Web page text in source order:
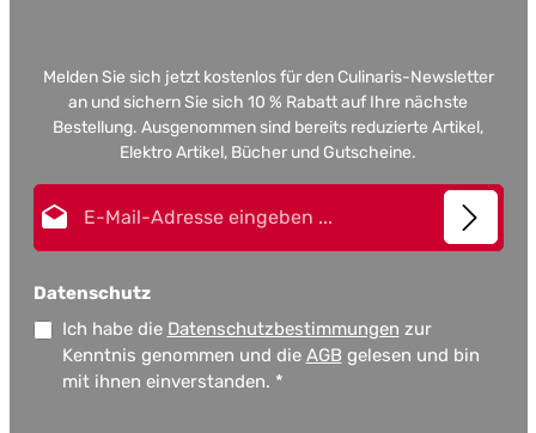
Melden Sie sich jetzt kostenlos für den Culinaris-Newsletter
an und sichern Sie sich 10 % Rabatt auf Ihre nächste
Bestellung. Ausgenommen sind bereits reduzierte Artikel,
Elektro Artikel, Bücher und Gutscheine.
Datenschutz
Ich habe die Datenschutzbestimmungen zur
Kenntnis genommen und die AGB gelesen und bin
mit ihnen einverstanden. *